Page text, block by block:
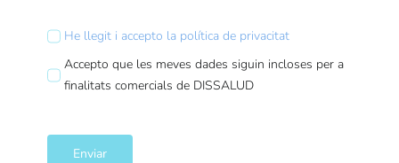
He llegit i accepto la política de privacitat
Accepto que les meves dades siguin incloses per a
finalitats comercials de DISSALUD
Enviar